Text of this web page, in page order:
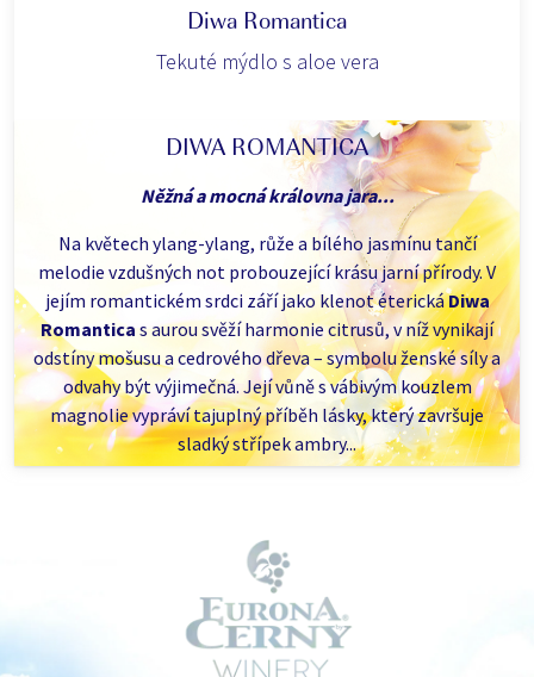
DIWA ROMANTICA
Něžná a mocná královna jara...
Na květech ylang-ylang, růže a bílého jasmínu tančí
melodie vzdušných not probouzející krásu jarní přírody. V
jejím romantickém srdci září jako klenot éterickáDiwa
Romantica s aurou svěží harmonie citrusů, v níž vynikají
odstíny mošusu a cedrového dřeva – symbolu ženské síly a
odvahy být výjimečná. Její vůně s vábivým kouzlem
magnolie vypráví tajuplný příběh lásky, který završuje
sladký střípek ambry...
Diwa Romantica
Tekuté mýdlo s aloe vera